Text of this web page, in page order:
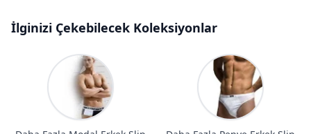
İlginizi Çekebilecek Koleksiyonlar